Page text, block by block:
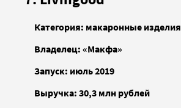
Категория: макаронные изделия
Владелец: «Макфа»
Запуск: июль 2019
Выручка: 30,3 млн рублей